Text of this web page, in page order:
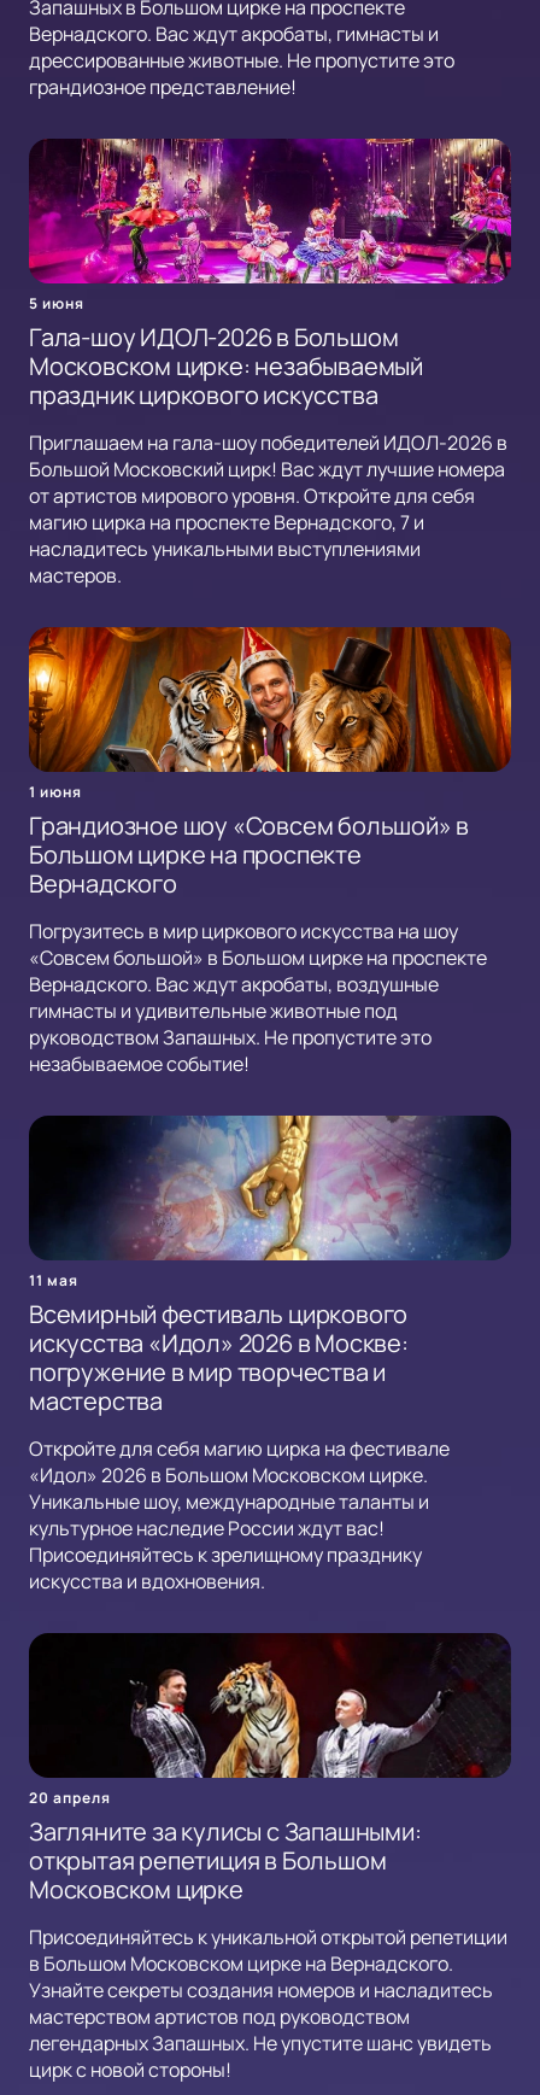
Запашных в Большом цирке на проспекте
Вернадского. Вас ждут акробаты, гимнасты и
дрессированные животные. Не пропустите это
грандиозное представление!
5 июня
Гала-шоу ИДОЛ-2026 в Большом
Московском цирке: незабываемый
праздник циркового искусства
Приглашаем на гала-шоу победителей ИДОЛ-2026 в
Большой Московский цирк! Вас ждут лучшие номера
от артистов мирового уровня. Откройте для себя
магию цирка на проспекте Вернадского, 7 и
насладитесь уникальными выступлениями
мастеров.
1 июня
Грандиозное шоу «Совсем большой» в
Большом цирке на проспекте
Вернадского
Погрузитесь в мир циркового искусства на шоу
«Совсем большой» в Большом цирке на проспекте
Вернадского. Вас ждут акробаты, воздушные
гимнасты и удивительные животные под
руководством Запашных. Не пропустите это
незабываемое событие!
11 мая
Всемирный фестиваль циркового
искусства «Идол» 2026 в Москве:
погружение в мир творчества и
мастерства
Откройте для себя магию цирка на фестивале
«Идол» 2026 в Большом Московском цирке.
Уникальные шоу, международные таланты и
культурное наследие России ждут вас!
Присоединяйтесь к зрелищному празднику
искусства и вдохновения.
20 апреля
Загляните за кулисы с Запашными:
открытая репетиция в Большом
Московском цирке
Присоединяйтесь к уникальной открытой репетиции
в Большом Московском цирке на Вернадского.
Узнайте секреты создания номеров и насладитесь
мастерством артистов под руководством
легендарных Запашных. Не упустите шанс увидеть
цирк с новой стороны!